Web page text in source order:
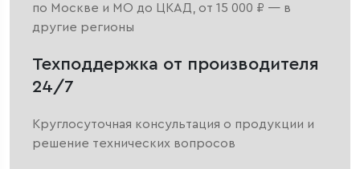
по Москве и МО до ЦКАД, от 15 000 ₽ — в
другие регионы
Техподдержка от производителя
24/7
Круглосуточная консультация о продукции и
решение технических вопросов